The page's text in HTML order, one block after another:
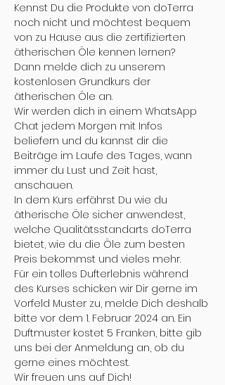
Kennst Du die Produkte von doTerra
noch nicht und möchtest bequem
von zu Hause aus die zertifizierten
ätherischen Öle kennen lernen?
Dann melde dich zu unserem
kostenlosen Grundkurs der
ätherischen Öle an.
Wir werden dich in einem WhatsApp
Chat jedem Morgen mit Infos
beliefern und du kannst dir die
Beiträge im Laufe des Tages, wann
immer du Lust und Zeit hast,
anschauen.
In dem Kurs erfährst Du wie du
ätherische Öle sicher anwendest,
welche Qualitätsstandarts doTerra
bietet, wie du die Öle zum besten
Preis bekommst und vieles mehr.
Für ein tolles Dufterlebnis während
des Kurses schicken wir Dir gerne im
Vorfeld Muster zu, melde Dich deshalb
bitte vor dem 1. Februar 2024 an. Ein
Duftmuster kostet 5 Franken, bitte gib
uns bei der Anmeldung an, ob du
gerne eines möchtest.
Wir freuen uns auf Dich!